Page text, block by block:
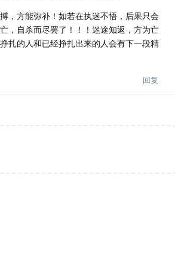
，方能弥补！如若在执迷不悟，后果只会
，自杀而尽罢了！！！迷途知返，方为亡
扎的人和已经挣扎出来的人会有下一段精
回复